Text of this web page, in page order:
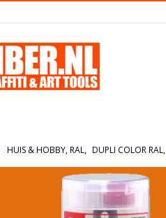
HUIS & HOBBY, RAL, DUPLI COLOR RAL,